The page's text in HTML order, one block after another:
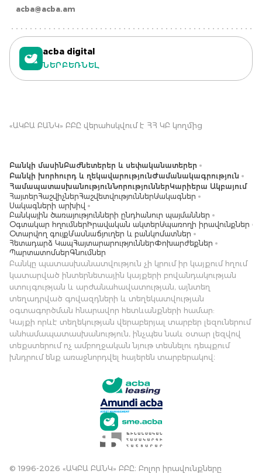
acba@acba.am
acba digital
ՆԵՐԲԵՌՆԵԼ
«ԱԿԲԱ ԲԱՆԿ» ԲԲԸ վերահսկվում է ՀՀ ԿԲ կողմից
Բանկի մասինԲաժնետերեր և սեփականատերեր
Բանկի խորհուրդ և ղեկավարությունԺամանակագրություն
ՀամապատասխանությունՆորություններԿարիերա Ակբայում
ՀայտերՀաշվիչներՀաշվետվություններՍակագներ
Սակագների արխիվ
Բանկային ծառայությունների ընդհանուր պայմաններ
Օգտակար հղումներ Իրավական ակտերՍպառողի իրավունքներ
Օտարվող գույքՄասնաճյուղեր և բանկոմատներ
Հետադարձ ԿապՀայտարարություններՓոխարժեքներ
ՊարտատոմսերԳնումներ
Բանկը պատասխանատվություն չի կրում իր կայքում հղում
կատարված ինտերնետային կայքերի բովանդակության
ստույգության և արժանահավատության, այնտեղ
տեղադրված գովազդների և տեղեկատվության
օգտագործման հնարավոր հետևանքների համար:
Կայքի որևէ տեղեկության վերաբերյալ տարբեր լեզուներում
անհամապատասխանություն, ինչպես նաև օտար լեզվով
տեքստերում ոչ ամբողջական նյութ տեսնելու դեպքում
խնդրում ենք առաջնորդվել հայերեն տարբերակով։
© 1996-2026 «ԱԿԲԱ ԲԱՆԿ» ԲԲԸ։ Բոլոր իրավունքները